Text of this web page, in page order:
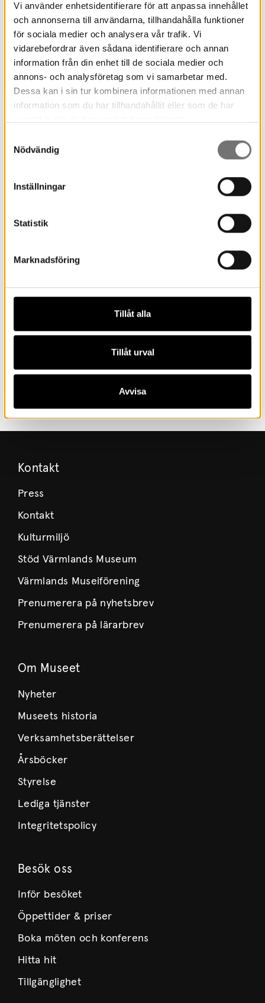
Vi använder enhetsidentifierare för att anpassa innehållet
och annonserna till användarna, tillhandahålla funktioner
för sociala medier och analysera vår trafik. Vi
vidarebefordrar även sådana identifierare och annan
information från din enhet till de sociala medier och
annons- och analysföretag som vi samarbetar med.
Dessa kan i sin tur kombinera informationen med annan
information som du har tillhandahållit eller som de har
Nödvändig
Inställningar
Statistik
Marknadsföring
Tillåt alla
Tillåt urval
Avvisa
kollegor genom att maila namn till
christopher.grahn@varmlandmuseum.se.
Arrangemanget är kostnadsfritt.
Visning & workshop
Läs mer om hur du anmäler dig här
Paraplyhimmel av Stina Wirsén.
Kontakt
Press
Kontakt
Kulturmiljö
Stöd Värmlands Museum
Värmlands Museiförening
Prenumerera på nyhetsbrev
Prenumerera på lärarbrev
Om Museet
Nyheter
Museets historia
Verksamhetsberättelser
Årsböcker
Styrelse
Lediga tjänster
Integritetspolicy
Besök oss
Inför besöket
Öppettider & priser
Boka möten och konferens
Hitta hit
Tillgänglighet